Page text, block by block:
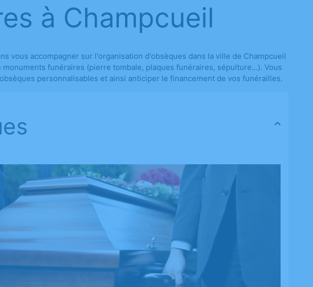
à Champcueil
vous accompagner sur l'organisation d'obsèques dans la ville de Champcueil
funéraires (pierre tombale, plaques funéraires, sépulture...). Vous
personnalisables et ainsi anticiper le financement de vos funérailles.